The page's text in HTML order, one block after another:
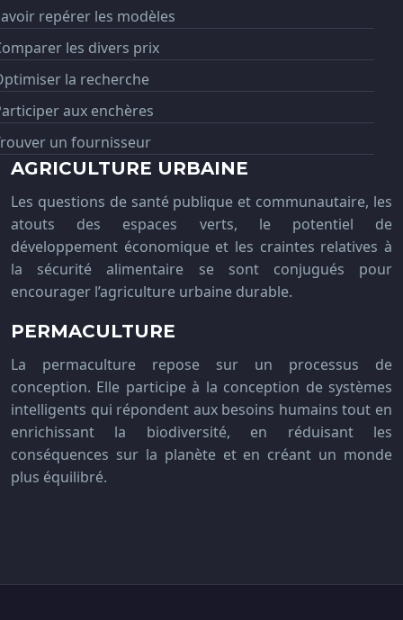
repérer les modèles
les divers prix
la recherche
aux enchères
un fournisseur
AGRICULTURE URBAINE
Les questions de santé publique et communautaire, les
atouts des espaces verts, le potentiel de
développement économique et les craintes relatives à
la sécurité alimentaire se sont conjugués pour
encourager l’agriculture urbaine durable.
PERMACULTURE
La permaculture repose sur un processus de
conception. Elle participe à la conception de systèmes
intelligents qui répondent aux besoins humains tout en
enrichissant la biodiversité, en réduisant les
conséquences sur la planète et en créant un monde
plus équilibré.